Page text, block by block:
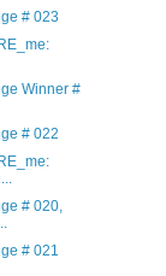
# 023
Winner #
# 022
# 020,
# 021